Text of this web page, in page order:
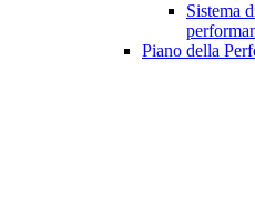
Sistema
Piano della